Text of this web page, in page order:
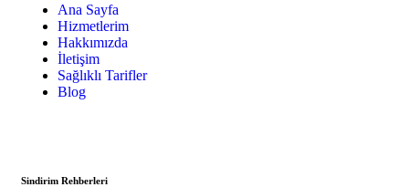
Ana Sayfa
Hizmetlerim
Hakkımızda
İletişim
Sağlıklı Tarifler
Blog
Sindirim Rehberleri